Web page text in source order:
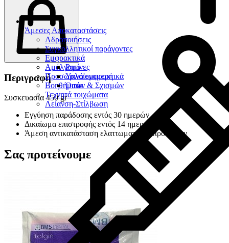
Άμεσες Αποκαταστάσεις
Αδροποιήσεις
Συγκολλητικοί παράγοντες
Εμφρακτικά
Ρητίνες
Υαλοϊονομερή
Οπών & Σχισμών
Αμάλγαμα
Προσωρινά εμφρακτικά
Βοηθήματα
Τεχνητά τοιχώματα
Λείανση-Στίλβωση
Περιγραφή
Συσκευασία 450 gr
Εγγύηση παράδοσης εντός 30 ημερών
Δικαίωμα επιστροφής εντός 14 ημερών
Άμεση αντικατάσταση ελαττωματικών προϊόντων
Σας προτείνουμε